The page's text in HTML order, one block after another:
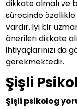
dikkate almalı ve
sürecinde
vardır. İyi bir
önerileri dikkate
ihtiyaçlarınızı da
gerekmektedir.
Şişli
Şişli psikolog